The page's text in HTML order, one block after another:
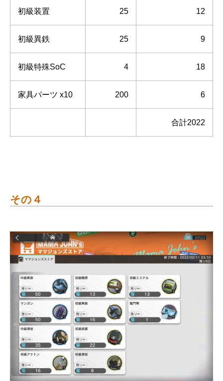
初級装置 25 12
初級異鉄 25 9
初級特殊SoC 4 18
家具パーツ x10 200 6
合計2022
その４